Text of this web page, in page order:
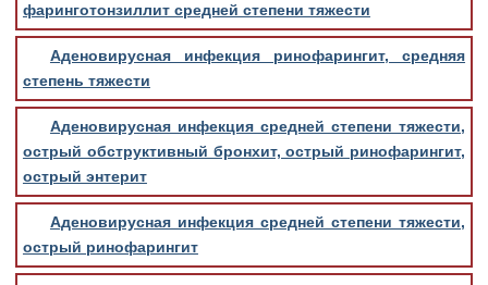
фаринготонзиллит средней степени тяжести
Аденовирусная инфекция ринофарингит, средняя
степень тяжести
Аденовирусная инфекция средней степени тяжести,
острый обструктивный бронхит, острый ринофарингит,
острый энтерит
Аденовирусная инфекция средней степени тяжести,
острый ринофарингит